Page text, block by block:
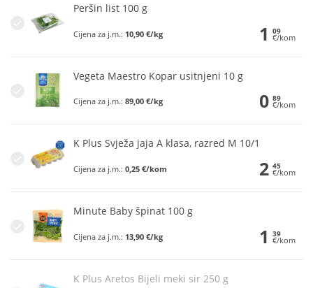
Peršin list 100 g
Cijena za j.m.: 10,90 €/kg 1 09
€/kom
Vegeta Maestro Kopar usitnjeni 10 g
Cijena za j.m.: 89,00 €/kg 0 89
€/kom
K Plus Svježa jaja A klasa, razred M 10/1
Cijena za j.m.: 0,25 €/kom 2 45
€/kom
Minute Baby špinat 100 g
Cijena za j.m.: 13,90 €/kg 1 39
€/kom
K Plus Aretos Bijeli meki sir 250 g